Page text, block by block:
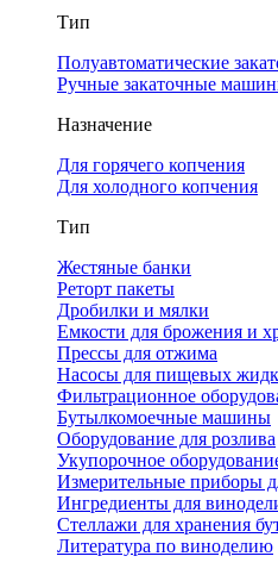
Тип
Полуавтоматические
Ручные закаточные
Назначение
Для горячего копчения
Для холодного копчения
Тип
Жестяные банки
Реторт пакеты
Дробилки и мялки
Емкости для брожения и
Прессы для отжима
Насосы для пищевых
Фильтрационное
Бутылкомоечные машины
Оборудование для розлива
Укупорочное
Измерительные приборы
Ингредиенты для
Стеллажи для хранения
Литература по виноделию